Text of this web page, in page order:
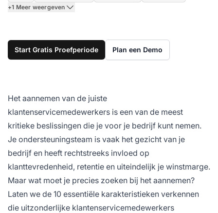
+1 Meer weergeven
Start Gratis Proefperiode Plan een Demo
Het aannemen van de juiste
klantenservicemedewerkers is een van de meest
kritieke beslissingen die je voor je bedrijf kunt nemen.
Je ondersteuningsteam is vaak het gezicht van je
bedrijf en heeft rechtstreeks invloed op
klanttevredenheid, retentie en uiteindelijk je winstmarge.
Maar wat moet je precies zoeken bij het aannemen?
Laten we de 10 essentiële karakteristieken verkennen
die uitzonderlijke klantenservicemedewerkers